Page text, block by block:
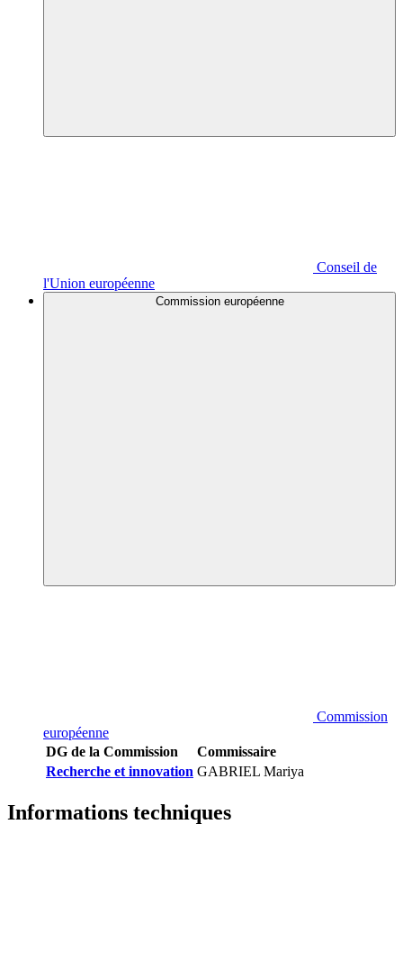
Conseil de
l'Union européenne
Commission européenne
Commission
européenne
DG de la Commission
Commissaire
Recherche et innovation GABRIEL Mariya
Informations techniques